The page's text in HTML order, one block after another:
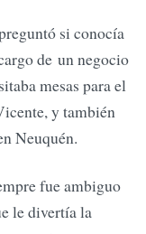
si conocía
de un negocio
mesas para el
y también
Neuquén.
fue ambiguo
le divertía la